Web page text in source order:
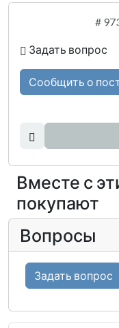
#
Задать вопрос
Сообщить о
Вместе с
покупают
Вопросы
Задать вопрос